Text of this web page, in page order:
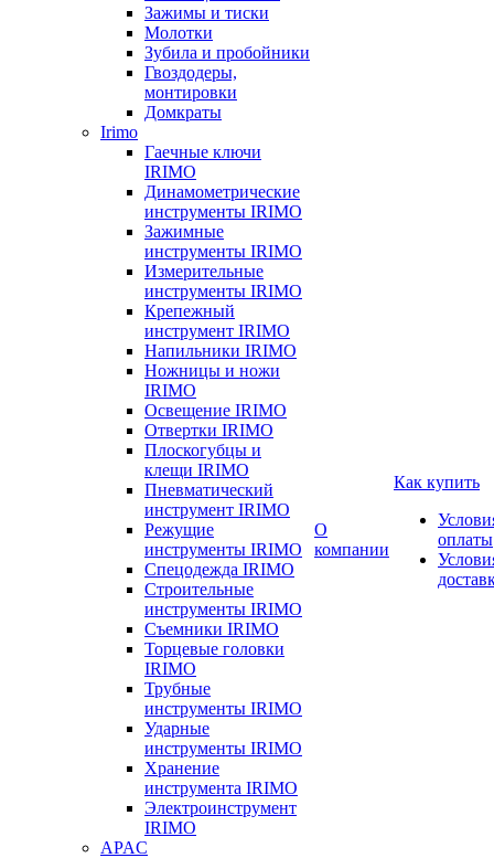
Зажимы и тиски
Молотки
Зубила и пробойники
Гвоздодеры,
монтировки
Домкраты
Irimo
Гаечные ключи
IRIMO
Динамометрические
инструменты IRIMO
Зажимные
инструменты IRIMO
Измерительные
инструменты IRIMO
Крепежный
инструмент IRIMO
Напильники IRIMO
Ножницы и ножи
IRIMO
Освещение IRIMO
Отвертки IRIMO
Плоскогубцы и
клещи IRIMO
Пневматический
инструмент IRIMO
Режущие
инструменты IRIMO
Спецодежда IRIMO
Строительные
инструменты IRIMO
Съемники IRIMO
Торцевые головки
IRIMO
Трубные
инструменты IRIMO
Ударные
инструменты IRIMO
Хранение
инструмента IRIMO
Электроинструмент
IRIMO
APAC
О
компании
Как купить
оплаты